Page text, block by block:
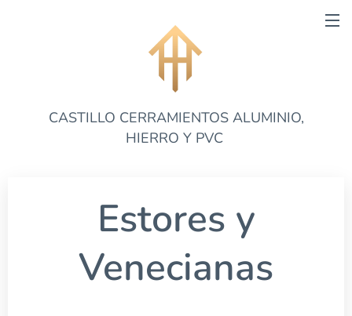
CASTILLO CERRAMIENTOS ALUMINIO,
HIERRO Y PVC
Estores y
Venecianas